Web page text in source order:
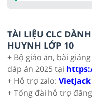
TÀI LIỆU CLC
HUYNH LỚP 10
+ Bộ giáo án, bài
đáp án 2025 tại
+ Hỗ trợ zalo:
+ Tổng đài hỗ trợ